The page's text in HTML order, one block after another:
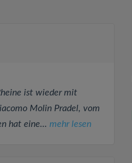
ist wieder mit
Molin Pradel, vom
hat eine... mehr lesen